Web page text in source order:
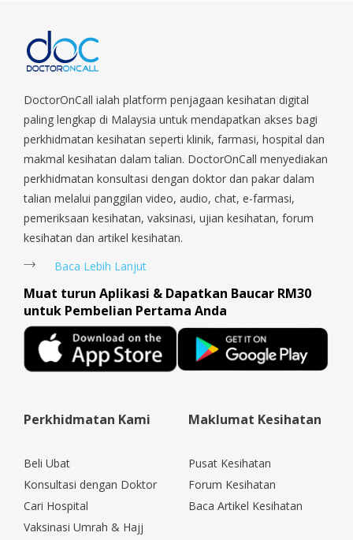
East, Jurong West, Kallang/ Whampoa, Lim Chu Kang, Marine
Parade, Marina, Macpherson, Mandai, Newton, Novena,
Orchard, Pasir Ris, Punggol, Potong Pasir, Paya Lebar,
Sengkang, Serangoon, Serangoon Rd, Seletar, Tampines, Toa
Payoh, Tanjong Pagar, Telok Blangah, Tanglin, Thomson, Tuas,
Tengah, Upper East Coast, Upper Bukit Timah, Upper Thomson,
Woodlands, West Coast, Yishun, Yio Chu Kang.
DoctorOnCall ialah platform penjagaan kesihatan digital
paling lengkap di Malaysia untuk mendapatkan akses bagi
perkhidmatan kesihatan seperti klinik, farmasi, hospital dan
makmal kesihatan dalam talian. DoctorOnCall menyediakan
perkhidmatan konsultasi dengan doktor dan pakar dalam
talian melalui panggilan video, audio, chat, e-farmasi,
pemeriksaan kesihatan, vaksinasi, ujian kesihatan, forum
kesihatan dan artikel kesihatan.
Baca Lebih Lanjut
Muat turun Aplikasi & Dapatkan Baucar RM30
untuk Pembelian Pertama Anda
Perkhidmatan Kami
Beli Ubat
Konsultasi dengan Doktor
Cari Hospital
Vaksinasi Umrah & Hajj
Maklumat Kesihatan
Pusat Kesihatan
Forum Kesihatan
Baca Artikel Kesihatan